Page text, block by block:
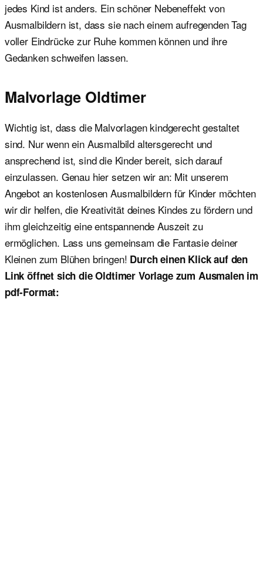
jedes Kind ist anders. Ein schöner Nebeneffekt von
Ausmalbildern ist, dass sie nach einem aufregenden Tag
voller Eindrücke zur Ruhe kommen können und ihre
Gedanken schweifen lassen.
Malvorlage Oldtimer
Wichtig ist, dass die Malvorlagen kindgerecht gestaltet
sind. Nur wenn ein Ausmalbild altersgerecht und
ansprechend ist, sind die Kinder bereit, sich darauf
einzulassen. Genau hier setzen wir an: Mit unserem
Angebot an kostenlosen Ausmalbildern für Kinder möchten
wir dir helfen, die Kreativität deines Kindes zu fördern und
ihm gleichzeitig eine entspannende Auszeit zu
ermöglichen. Lass uns gemeinsam die Fantasie deiner
Kleinen zum Blühen bringen! Durch einen Klick auf den
Link öffnet sich die Oldtimer Vorlage zum Ausmalen im
pdf-Format: